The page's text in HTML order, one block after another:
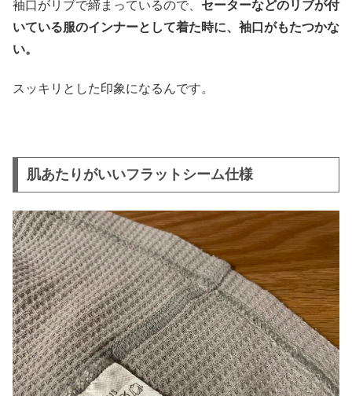
袖口がリブで締まっているので、 セーターなどのリブが付
いている服のインナーとして着た時に、袖口がもたつかな
い。
スッキリとした印象になるんです。
肌あたりがいいフラットシーム仕様